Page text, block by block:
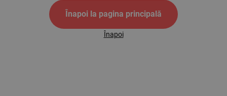
Înapoi la pagina principală
Înapoi